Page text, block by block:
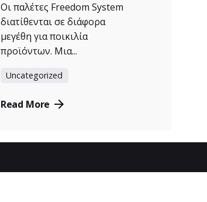
Οι παλέτες Freedom System
διατίθενται σε διάφορα
μεγέθη για ποικιλία
προϊόντων. Μια...
Uncategorized
Read More